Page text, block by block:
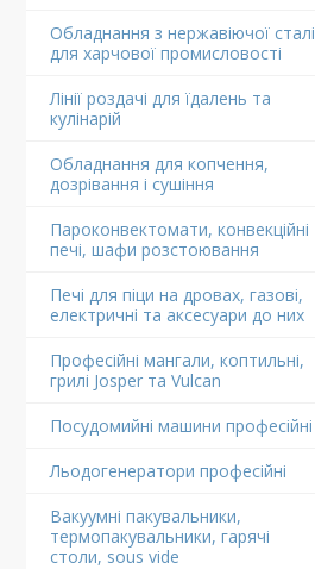
Обладнання з нержавіючої сталі
для харчової промисловості
Лінії роздачі для їдалень та
кулінарій
Обладнання для копчення,
дозрівання і сушіння
Пароконвектомати, конвекційні
печі, шафи розстоювання
Печі для піци на дровах, газові,
електричні та аксесуари до них
Професійні мангали, коптильні,
грилі Josper та Vulcan
Посудомийні машини професійні
Льодогенератори професійні
Вакуумні пакувальники,
термопакувальники, гарячі
столи, sous vide